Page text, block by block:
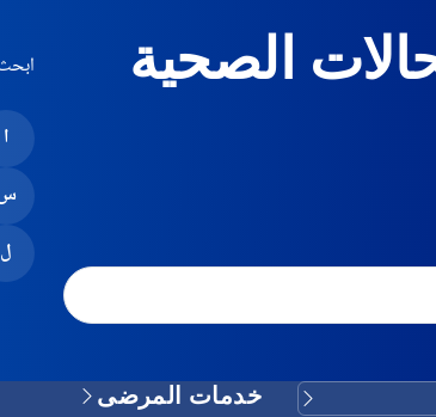
الصحية
ا
ل
خدمات المرضى